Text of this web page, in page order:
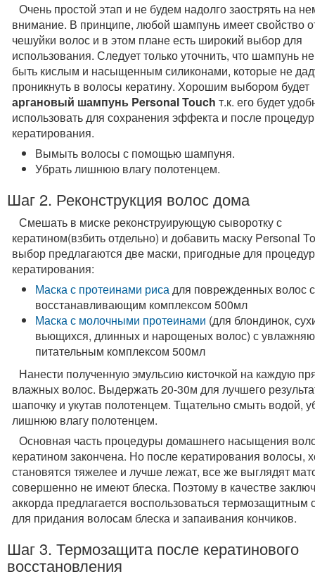
Очень простой этап и не будем надолго заострять на
внимание. В принципе, любой шампунь имеет свойство
чешуйки волос и в этом плане есть широкий выбор для
использования. Следует только уточнить, что шампунь
быть кислым и насыщенным силиконами, которые не
проникнуть в волосы кератину. Хорошим выбором будет
аргановый шампунь Personal Touch т.к. его будет
использовать для сохранения эффекта и после
кератирования.
Вымыть волосы с помощью шампуня.
Убрать лишнюю влагу полотенцем.
Шаг 2. Реконструкция волос дома
Смешать в миске реконструирующую сыворотку с
кератином(взбить отдельно) и добавить маску Personal
выбор предлагаются две маски, пригодные для
кератирования:
Маска с протеинами рисадля поврежденных волос
восстанавливающим комплексом 500мл
Маска с молочными протеинами (для блондинок,
вьющихся, длинных и нарощеных волос) с
питательным комплексом 500мл
Нанести полученную эмульсию кисточкой на каждую
влажных волос. Выдержать 20-30м для лучшего
шапочку и укутав полотенцем. Тщательно смыть водой,
лишнюю влагу полотенцем.
Основная часть процедуры домашнего насыщения
кератином закончена. Но после кератирования волосы,
становятся тяжелее и лучше лежат, все же выглядят
совершенно не имеют блеска. Поэтому в качестве
аккорда предлагается воспользоваться термозащитным
для придания волосам блеска и запаивания кончиков.
Шаг 3. Термозащита после кератинового
восстановления